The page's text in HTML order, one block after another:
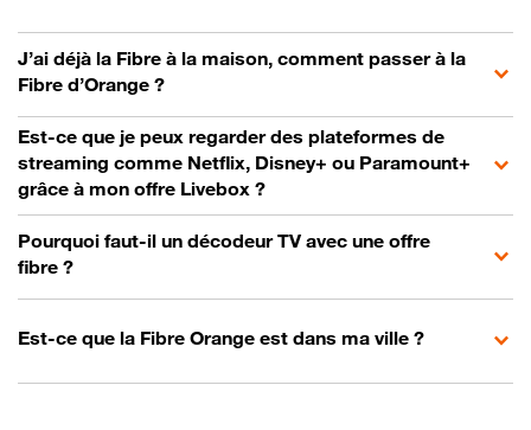
J’ai déjà la Fibre à la maison, comment passer à la
Fibre d’Orange ?
Est-ce que je peux regarder des plateformes de
streaming comme Netflix, Disney+ ou Paramount+
grâce à mon offre Livebox ?
Pourquoi faut-il un décodeur TV avec une offre
fibre ?
Est-ce que la Fibre Orange est dans ma ville ?